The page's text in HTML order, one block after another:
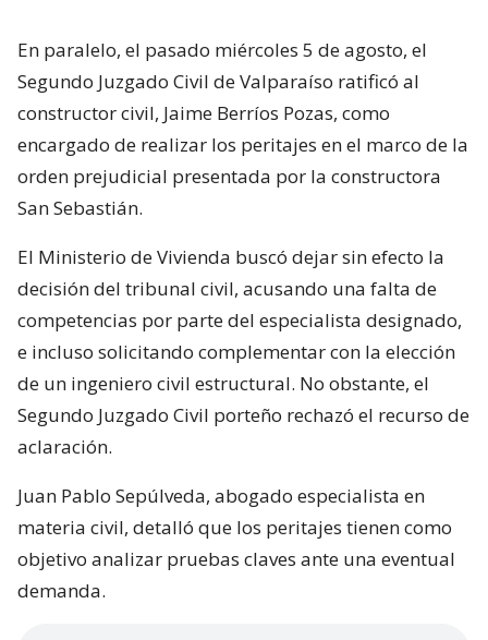
En paralelo, el pasado miércoles 5 de agosto, el
Segundo Juzgado Civil de Valparaíso ratificó al
constructor civil, Jaime Berríos Pozas, como
encargado de realizar los peritajes en el marco de la
orden prejudicial presentada por la constructora
San Sebastián.
El Ministerio de Vivienda buscó dejar sin efecto la
decisión del tribunal civil, acusando una falta de
competencias por parte del especialista designado,
e incluso solicitando complementar con la elección
de un ingeniero civil estructural. No obstante, el
Segundo Juzgado Civil porteño rechazó el recurso de
aclaración.
Juan Pablo Sepúlveda, abogado especialista en
materia civil, detalló que los peritajes tienen como
objetivo analizar pruebas claves ante una eventual
demanda.